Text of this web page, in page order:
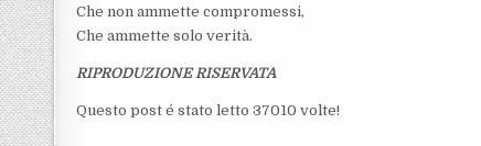
Che non ammette compromessi,
Che ammette solo verità.
RIPRODUZIONE RISERVATA
Questo post é stato letto 37010 volte!